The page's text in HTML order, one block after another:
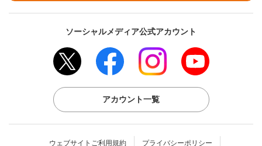
ソーシャルメディア公式アカウント
アカウント一覧
ウェブサイトご利用規約 プライバシーポリシー